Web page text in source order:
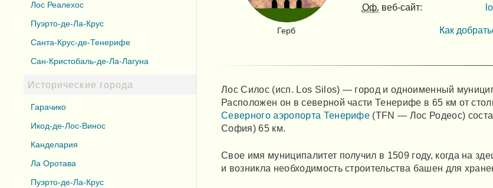
Оф. веб-сайт:
Герб Как
Лос Силос (исп. Los Silos) — город и одноименный
Расположен он в северной части Тенерифе в 65 км от
Северного аэропорта Тенерифе (TFN — Лос Родеос)
София) 65 км.
Свое имя муниципалитет получил в 1509 году, когда на
и возникла необходимость строительства башен для
Лос Реалехос
Пуэрто-де-Ла-Крус
Санта-Крус-де-Тенерифе
Сан-Кристобаль-де-Ла-Лагуна
Исторические города
Гарачико
Икод-де-Лос-Винос
Канделария
Ла Оротава
Пуэрто-де-Ла-Крус